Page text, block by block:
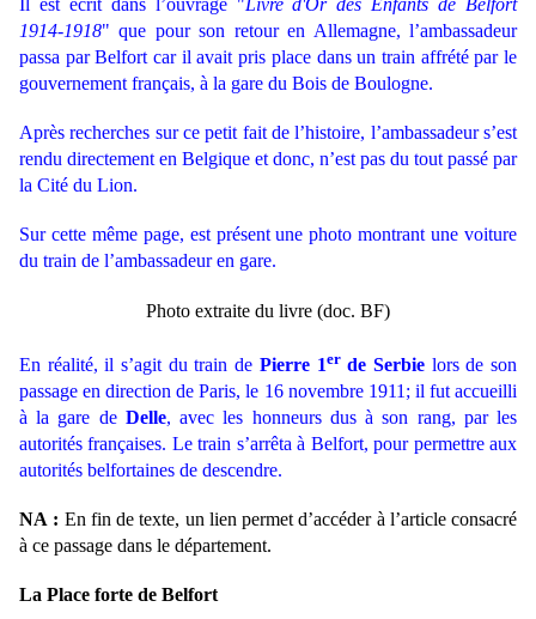
Il est écrit dans l’ouvrage "Livre d'Or des Enfants de Belfort
1914-1918" que pour son retour en Allemagne, l’ambassadeur
passa par Belfort car il avait pris place dans un train affrété par le
gouvernement français, à la gare du Bois de Boulogne.
Après recherches sur ce petit fait de l’histoire, l’ambassadeur s’est
rendu directement en Belgique et donc, n’est pas du tout passé par
la Cité du Lion.
Sur cette même page, est présent une photo montrant une voiture
du train de l’ambassadeur en gare.
Photo extraite du livre (doc. BF)
En réalité, il s’agit du train de Pierre 1erde Serbielors de son
passage en direction de Paris, le 16 novembre 1911; il fut accueilli
à la gare de Delle, avec les honneurs dus à son rang, par les
autorités françaises. Le train s’arrêta à Belfort, pour permettre aux
autorités belfortaines de descendre.
NA : En fin de texte, un lien permet d’accéder à l’article consacré
à ce passage dans le département.
La Place forte de Belfort